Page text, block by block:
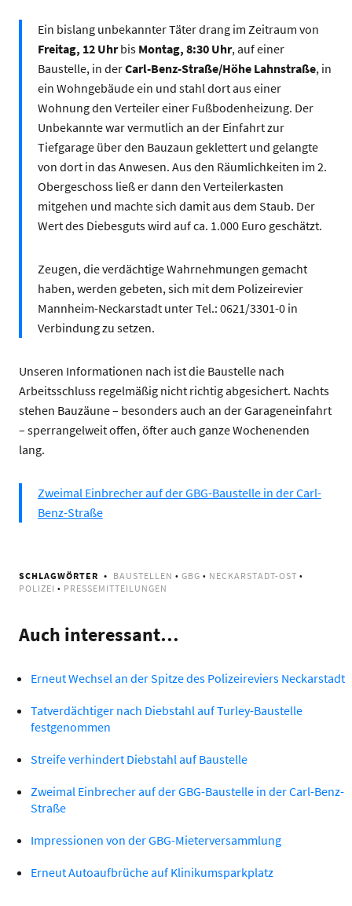
Ein bislang unbekannter Täter drang im Zeitraum von
Freitag, 12 Uhrbis Montag, 8:30 Uhr, auf einer
Baustelle, in derCarl-Benz-Straße/Höhe Lahnstraße, in
ein Wohngebäude ein und stahl dort aus einer
Wohnung den Verteiler einer Fußbodenheizung. Der
Unbekannte war vermutlich an der Einfahrt zur
Tiefgarage über den Bauzaun geklettert und gelangte
von dort in das Anwesen. Aus den Räumlichkeiten im 2.
Obergeschoss ließ er dann den Verteilerkasten
mitgehen und machte sich damit aus dem Staub. Der
Wert des Diebesguts wird auf ca. 1.000 Euro geschätzt.
Zeugen, die verdächtige Wahrnehmungen gemacht
haben, werden gebeten, sich mit dem Polizeirevier
Mannheim-Neckarstadt unter Tel.: 0621/3301-0 in
Verbindung zu setzen.
Unseren Informationen nach ist die Baustelle nach
Arbeitsschluss regelmäßig nicht richtig abgesichert. Nachts
stehen Bauzäune – besonders auch an der Garageneinfahrt
– sperrangelweit offen, öfter auch ganze Wochenenden
lang.
Zweimal Einbrecher auf der GBG-Baustelle in der Carl-
Benz-Straße
SCHLAGWÖRTER BAUSTELLEN • GBG • NECKARSTADT-OST •
POLIZEI • PRESSEMITTEILUNGEN
Auch interessant…
Erneut Wechsel an der Spitze des Polizeireviers Neckarstadt
Tatverdächtiger nach Diebstahl auf Turley-Baustelle
festgenommen
Streife verhindert Diebstahl auf Baustelle
Zweimal Einbrecher auf der GBG-Baustelle in der Carl-Benz-
Straße
Impressionen von der GBG-Mieterversammlung
Erneut Autoaufbrüche auf Klinikumsparkplatz